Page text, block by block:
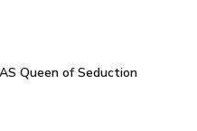
Queen of Seduction